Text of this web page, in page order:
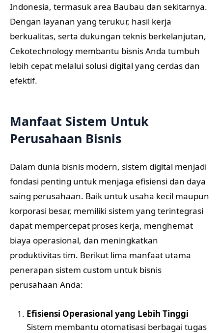
Indonesia, termasuk area Baubau dan sekitarnya.
Dengan layanan yang terukur, hasil kerja
berkualitas, serta dukungan teknis berkelanjutan,
Cekotechnology membantu bisnis Anda tumbuh
lebih cepat melalui solusi digital yang cerdas dan
efektif.
Manfaat Sistem Untuk
Perusahaan Bisnis
Dalam dunia bisnis modern, sistem digital menjadi
fondasi penting untuk menjaga efisiensi dan daya
saing perusahaan. Baik untuk usaha kecil maupun
korporasi besar, memiliki sistem yang terintegrasi
dapat mempercepat proses kerja, menghemat
biaya operasional, dan meningkatkan
produktivitas tim. Berikut lima manfaat utama
penerapan sistem custom untuk bisnis
perusahaan Anda:
Efisiensi Operasional yang Lebih Tinggi
Sistem membantu otomatisasi berbagai tugas